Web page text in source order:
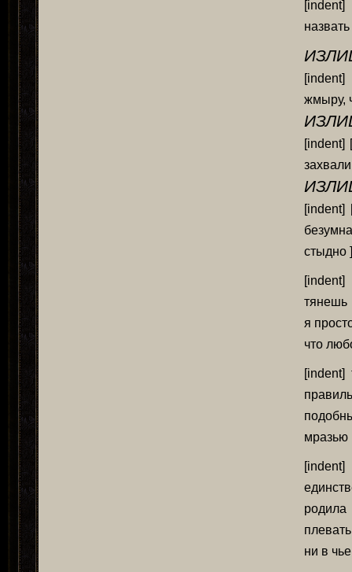
жмыру,
[indent]
[indent]
стыдно ]
тянешь
я
что
[indent]
мразью
родила
ни в